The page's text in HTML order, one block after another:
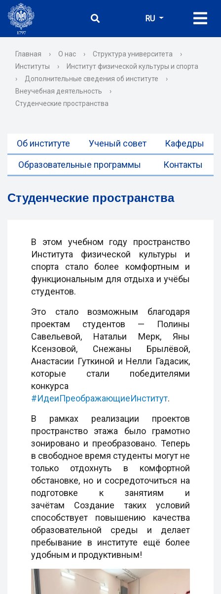
RU
Главная › О нас › Структура университета
›
Институты
›
Институт физической культуры и спорта
›
Дополнительные сведения об институте
›
Внеучебная деятельность
›
Студенческие пространства
Об институте Ученый совет Кафедры
Образовательные программы Контакты
Студенческие пространства
В этом учебном году пространство
Института физической культуры и
спорта стало более комфортным и
функциональным для отдыха и учёбы
студентов.
Это стало возможным благодаря
проектам студентов — Полины
Савельевой, Натальи Мерк, Яны
Ксензовой, Снежаны Брылёвой,
Анастасии Гуткиной и Нелли Гадасик,
которые стали победителями
конкурса
#ИдеиПреображающиеИнститут.
В рамках реализации проектов
пространство этажа было грамотно
зонировано и преобразовано. Теперь
в свободное время студенты могут не
только отдохнуть в комфортной
обстановке, но и сосредоточиться на
подготовке к занятиям и
зачётам Создание таких условий
способствует повышению качества
образовательной среды и делает
пребывание в институте ещё более
удобным и продуктивным!